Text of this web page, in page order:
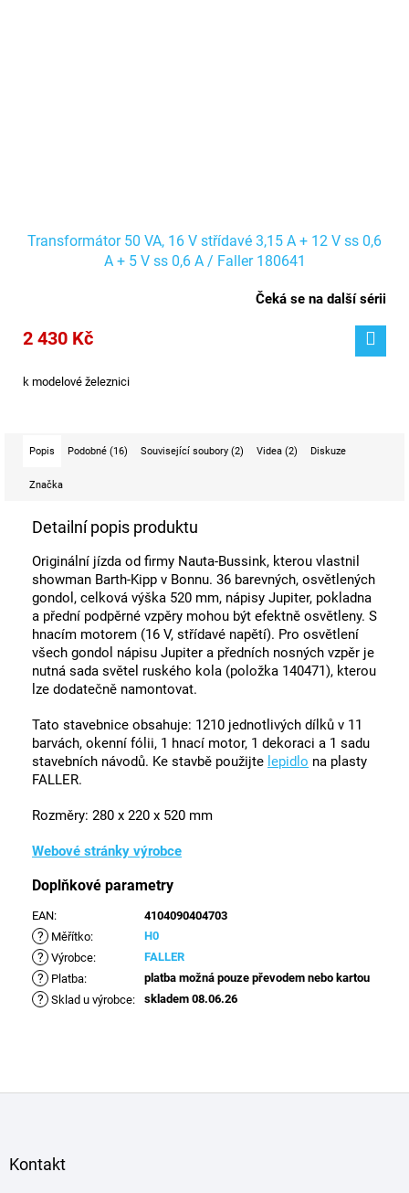
Transformátor 50 VA, 16 V střídavé 3,15 A + 12 V ss 0,6
A + 5 V ss 0,6 A / Faller 180641
Čeká se na další sérii
2 430 Kč
k modelové železnici
Popis Podobné (16) Související soubory (2) Videa (2) Diskuze
Značka
Detailní popis produktu
Originální jízda od firmy Nauta-Bussink, kterou vlastnil
showman Barth-Kipp v Bonnu. 36 barevných, osvětlených
gondol, celková výška 520 mm, nápisy Jupiter, pokladna
a přední podpěrné vzpěry mohou být efektně osvětleny. S
hnacím motorem (16 V, střídavé napětí). Pro osvětlení
všech gondol nápisu Jupiter a předních nosných vzpěr je
nutná sada světel ruského kola (položka 140471), kterou
lze dodatečně namontovat.
Tato stavebnice obsahuje: 1210 jednotlivých dílků v 11
barvách, okenní fólii, 1 hnací motor, 1 dekoraci a 1 sadu
stavebních návodů. Ke stavbě použijte lepidlo na plasty
FALLER.
Rozměry: 280 x 220 x 520 mm
Webové stránky výrobce
Doplňkové parametry
EAN: 4104090404703
? Měřítko: H0
? Výrobce: FALLER
? Platba: platba možná pouze převodem nebo kartou
? Sklad u výrobce: skladem 08.06.26
Kontakt